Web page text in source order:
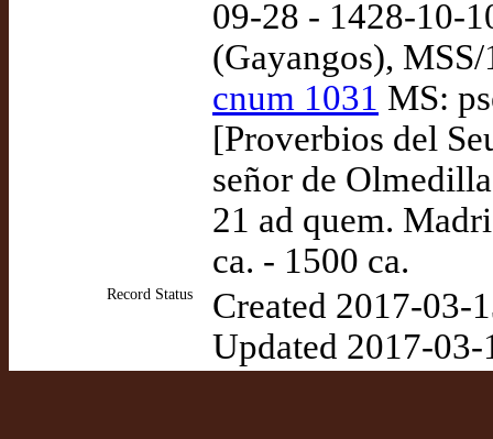
09-28 - 1428-10-
(Gayangos),
cnum 1031 MS:
[Proverbios del
señor de
21 ad quem.
ca. - 1500 ca.
Record Status
Created 2017-03-
Updated 2017-03-